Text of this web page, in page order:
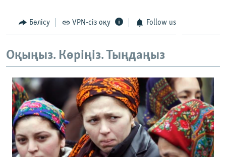
Бөлісу VPN-сіз оқу Follow us
Оқыңыз. Көріңіз. Тыңдаңыз